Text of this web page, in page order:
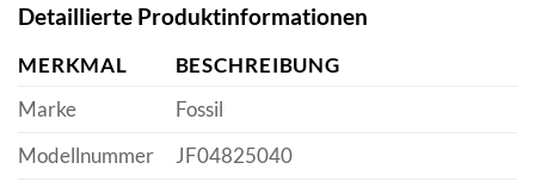
Detaillierte Produktinformationen
MERKMAL
BESCHREIBUNG
Marke
Fossil
Modellnummer
JF04825040